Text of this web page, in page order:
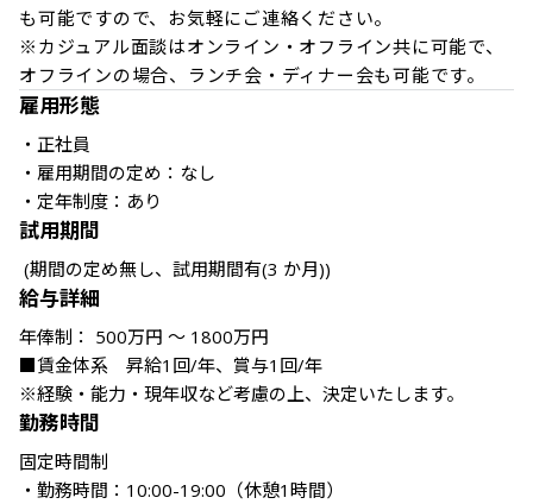
も可能ですので、お気軽にご連絡ください。
※カジュアル面談はオンライン・オフライン共に可能で、
オフラインの場合、ランチ会・ディナー会も可能です。
雇用形態
・正社員
・雇用期間の定め：なし
・定年制度：あり
試用期間
給与詳細
年俸制： 500万円 〜 1800万円
■賃金体系　昇給1回/年、賞与1回/年
※経験・能力・現年収など考慮の上、決定いたします。
勤務時間
固定時間制
・勤務時間：10:00-19:00（休憩1時間）